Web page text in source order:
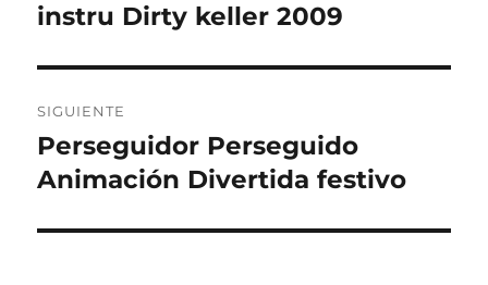
entradas
anterior:
instru Dirty keller 2009
SIGUIENTE
Entrada
siguiente:
Perseguidor Perseguido
Animación Divertida festivo